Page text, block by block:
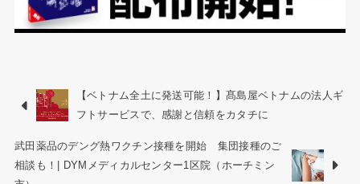
【ベトナム全土に発送可能！】髙島屋ベトナムの法人ギ
フトサービスで、感謝と信頼をカタチに
武田薬品のデング熱ワクチン接種を開始 集団接種のご
相談も！| DYMメディカルセンター1区院（ホーチミン